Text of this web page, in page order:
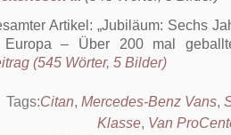
Artikel:
Jubiläum: Sechs
– Über 200 mal geballte
(545 Wörter, 5 Bilder)
Tags:Citan, Mercedes-Benz Vans,
Klasse, Van